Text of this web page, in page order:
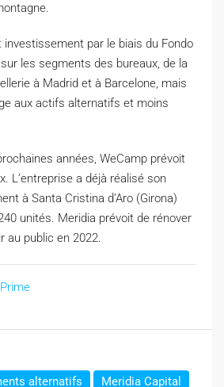
par le biais du Fondo
les segments des bureaux, de la
à Madrid et à Barcelone, mais
aux actifs alternatifs et moins
années, WeCamp prévoit
L’entreprise a déjà réalisé son
à Santa Cristina d’Aro (Girona)
unités. Meridia prévoit de rénover
au public en 2022.
alternatifs
Meridia Capital